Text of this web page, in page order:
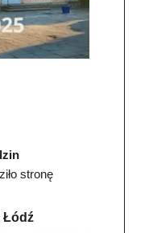
stronę
Łódź